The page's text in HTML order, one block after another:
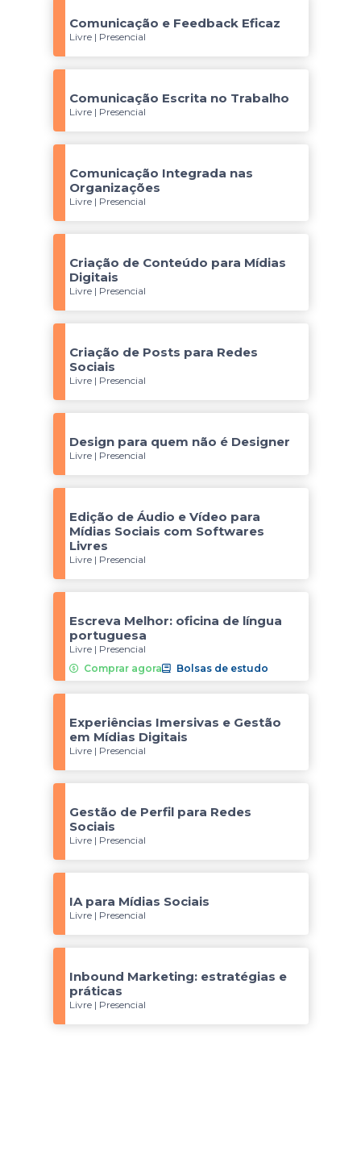
Comunicação e Feedback Eficaz
Livre | Presencial
Comunicação Escrita no Trabalho
Livre | Presencial
Comunicação Integrada nas
Organizações
Livre | Presencial
Criação de Conteúdo para Mídias
Digitais
Livre | Presencial
Criação de Posts para Redes
Sociais
Livre | Presencial
Design para quem não é Designer
Livre | Presencial
Edição de Áudio e Vídeo para
Mídias Sociais com Softwares
Livres
Livre | Presencial
Escreva Melhor: oficina de língua
portuguesa
Livre | Presencial
Comprar agora
Bolsas de estudo
Experiências Imersivas e Gestão
em Mídias Digitais
Livre | Presencial
Gestão de Perfil para Redes
Sociais
Livre | Presencial
IA para Mídias Sociais
Livre | Presencial
Inbound Marketing: estratégias e
práticas
Livre | Presencial